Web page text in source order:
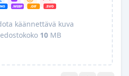
käännettävä kuva
10MB